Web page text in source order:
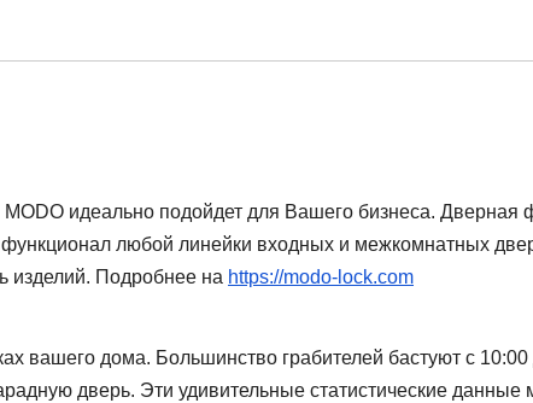
MODO идеально подойдет для Вашего бизнеса. Дверная
любой линейки входных и межкомнатных
изделий. Подробнее на https://modo-lock.com
вашего дома. Большинство грабителей бастуют с
дверь. Эти удивительные статистические данные